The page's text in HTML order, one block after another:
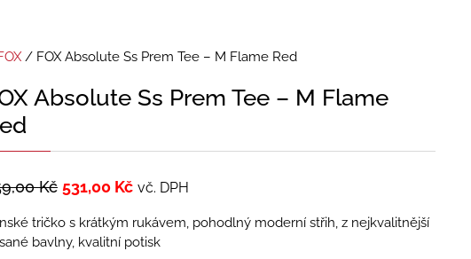
/ FOX Absolute Ss Prem Tee – M Flame Red
Absolute Ss Prem Tee – M Flame
Kč 531,00 Kč vč. DPH
tričko s krátkým rukávem, pohodlný moderní střih, z nejkvalitnější
bavlny, kvalitní potisk